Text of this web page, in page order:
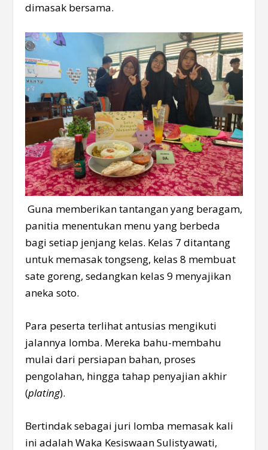
dimasak bersama.
Guna memberikan tantangan yang beragam,
panitia menentukan menu yang berbeda
bagi setiap jenjang kelas. Kelas 7 ditantang
untuk memasak tongseng, kelas 8 membuat
sate goreng, sedangkan kelas 9 menyajikan
aneka soto.
Para peserta terlihat antusias mengikuti
jalannya lomba. Mereka bahu-membahu
mulai dari persiapan bahan, proses
pengolahan, hingga tahap penyajian akhir
(plating).
Bertindak sebagai juri lomba memasak kali
ini adalah Waka Kesiswaan Sulistyawati,